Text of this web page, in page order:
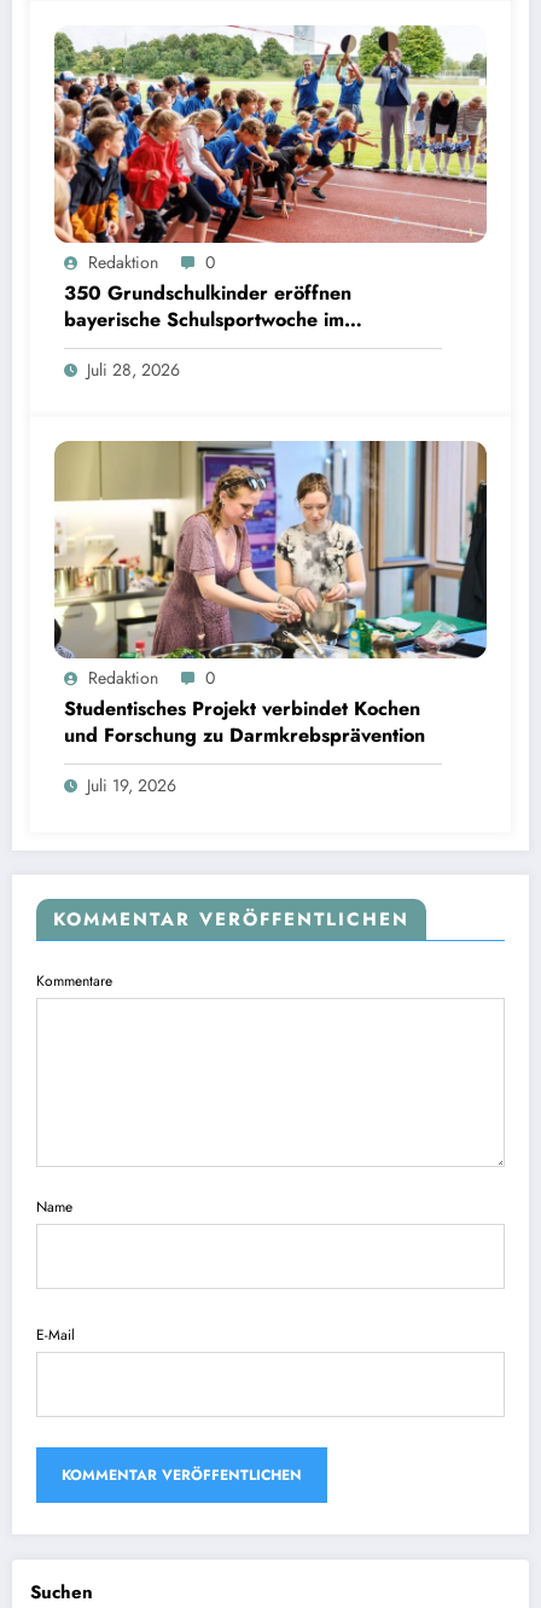
350 Grundschulkinder eröffnen bayerische Schulsportwoche im Olympiapark | Bild:
Matthias Balk/Bayerisches Staatsministerium für Unterricht und Kultus
Redaktion 0
350 Grundschulkinder eröffnen
bayerische Schulsportwoche im
Olympiapark
Juli 28, 2026
Studentisches Projekt verbindet Kochen und Forschung zu Darmkrebsprävention | Bild:
Fabian Vogl / TUM
Redaktion 0
Studentisches Projekt verbindet Kochen
und Forschung zu Darmkrebsprävention
Juli 19, 2026
KOMMENTAR VERÖFFENTLICHEN
Kommentare
Name
E-Mail
Suchen